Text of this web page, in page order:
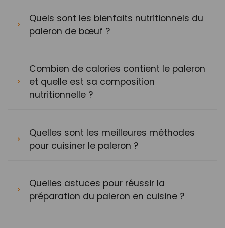
Quels sont les bienfaits nutritionnels du
paleron de bœuf ?
Combien de calories contient le paleron
et quelle est sa composition
nutritionnelle ?
Quelles sont les meilleures méthodes
pour cuisiner le paleron ?
Quelles astuces pour réussir la
préparation du paleron en cuisine ?